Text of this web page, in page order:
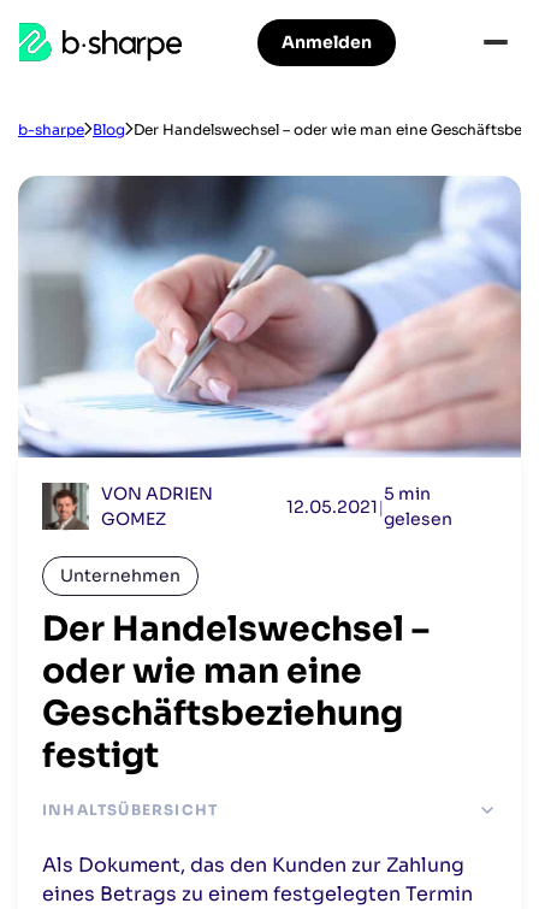
Zur
Zum
b-
sharpe
Anmelden
b-sharpe Blog Der Handelswechsel – oder wie man eine
VON ADRIEN
GOMEZ
12.05.2021|
5 min
gelesen
Unternehmen
Der Handelswechsel –
oder wie man eine
Geschäftsbeziehung
festigt
INHALTSÜBERSICHT
Den Handelswechsel nutzen
Als Dokument, das den Kunden zur Zahlung
eines Betrags zu einem festgelegten Termin